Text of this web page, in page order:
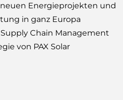
Energieprojekten und
in ganz Europa
Chain Management
von PAX Solar